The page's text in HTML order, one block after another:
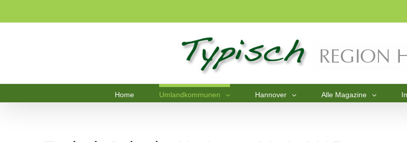
Home Umlandkommunen Hannover Alle Magazine